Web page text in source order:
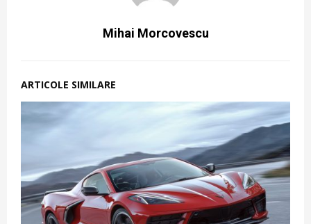
Mihai Morcovescu
ARTICOLE SIMILARE